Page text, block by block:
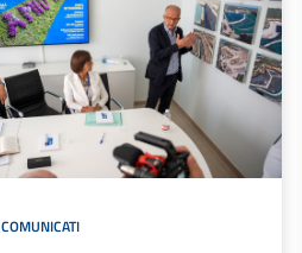
COMUNICATI